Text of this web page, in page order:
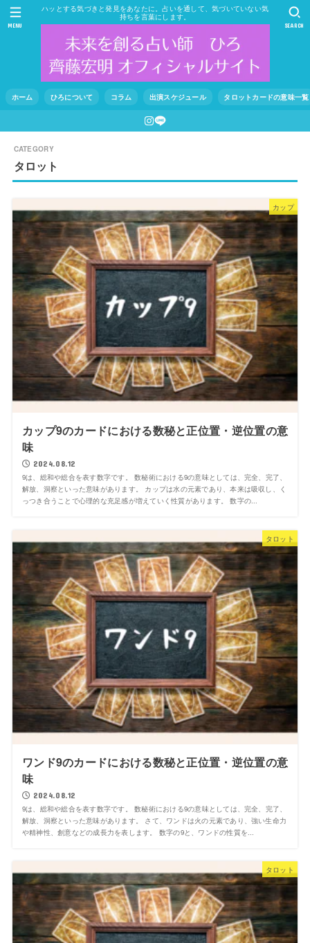
ハッとする気づきと発見をあなたに。占いを通して、気づいていない気
持ちを言葉にします。
ホーム ひろについて コラム 出演スケジュール タロットカードの意味一覧
SEARCH
MENU
タロット
カップ
カップ9のカードにおける数秘と正位置・逆位置の意
味
2024.08.12
9は、総和や総合を表す数字です。 数秘術における9の意味としては、完全、完了、
解放、洞察といった意味があります。 カップは水の元素であり、本来は吸収し、く
っつき合うことで心理的な充足感が増えていく性質があります。 数字の...
タロット
ワンド9のカードにおける数秘と正位置・逆位置の意
味
2024.08.12
9は、総和や総合を表す数字です。 数秘術における9の意味としては、完全、完了、
解放、洞察といった意味があります。 さて、ワンドは火の元素であり、強い生命力
や精神性、創意などの成長力を表します。 数字の9と、ワンドの性質を...
タロット